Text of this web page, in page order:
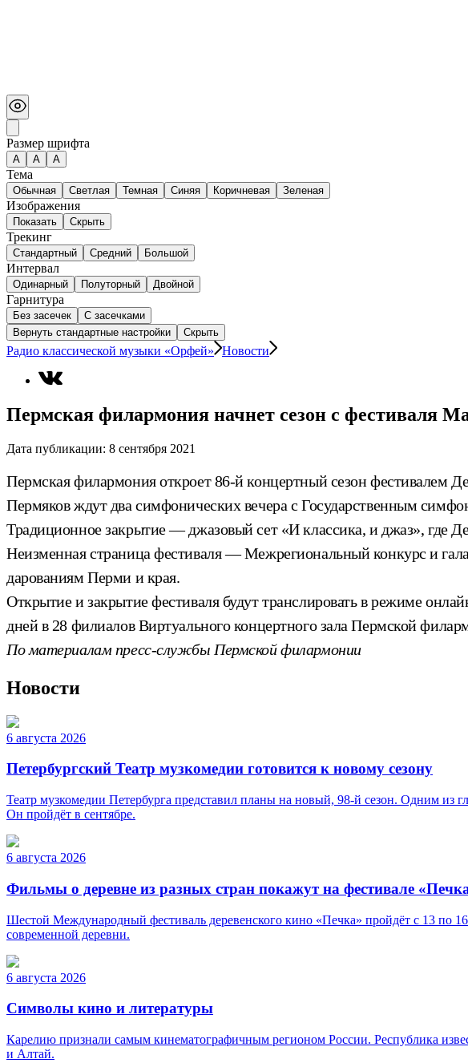
Размер шрифта
А A A
Тема
Обычная Светлая Темная Синяя Коричневая Зеленая
Изображения
Показать Скрыть
Трекинг
Стандартный Средний Большой
Интервал
Одинарный Полуторный Двойной
Гарнитура
Без засечек
С засечками
Вернуть стандартные настройки
Скрыть
Радио классической музыки «Орфей» Новости
Пермская филармония начнет сезон с фестиваля
Дата публикации: 8 сентября 2021
Пермская филармония откроет 86-й концертный сезон фестивалем
Пермяков ждут два симфонических вечера с Государственным
Традиционное закрытие — джазовый сет «И классика, и джаз», где
Неизменная страница фестиваля — Межрегиональный конкурс и
дарованиям Перми и края.
Открытие и закрытие фестиваля будут транслировать в режиме
дней в 28 филиалов Виртуального концертного зала Пермской
По материалам пресс-службы Пермской филармонии
Новости
6 августа 2026
Петербургский Театр музкомедии готовится к новому сезону
Театр музкомедии Петербурга представил планы на новый, 98-й сезон. Одним из
Он пройдёт в сентябре.
6 августа 2026
Фильмы о деревне из разных стран покажут на фестивале
Шестой Международный фестиваль деревенского кино «Печка» пройдёт с 13 по
современной деревни.
6 августа 2026
Символы кино и литературы
Карелию признали самым кинематографичным регионом России. Республика
и Алтай.